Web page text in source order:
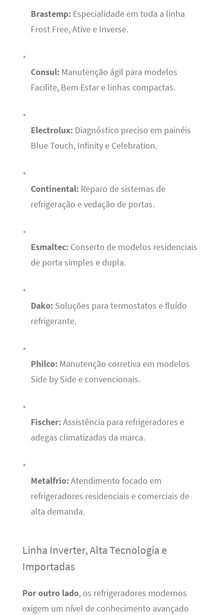
Brastemp:Especialidade em toda a linha
Frost Free, Ative e Inverse.
Consul:Manutenção ágil para modelos
Facilite, Bem Estar e linhas compactas.
Electrolux:Diagnóstico preciso em painéis
Blue Touch, Infinity e Celebration.
Continental:Reparo de sistemas de
refrigeração e vedação de portas.
Esmaltec:Conserto de modelos residenciais
de porta simples e dupla.
Dako:Soluções para termostatos e fluído
refrigerante.
Philco:Manutenção corretiva em modelos
Side by Side e convencionais.
Fischer:Assistência para refrigeradores e
adegas climatizadas da marca.
Metalfrio:Atendimento focado em
refrigeradores residenciais e comerciais de
alta demanda.
Linha Inverter, Alta Tecnologia e
Importadas
Por outro lado, os refrigeradores modernos
exigem um nível de conhecimento avançado